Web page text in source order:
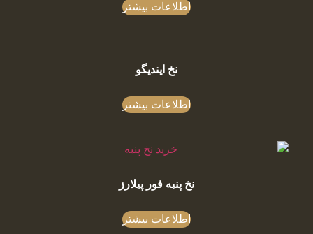
اطلاعات بیشتر
نخ ایندیگو
اطلاعات بیشتر
نخ پنبه فور پیلارز
اطلاعات بیشتر